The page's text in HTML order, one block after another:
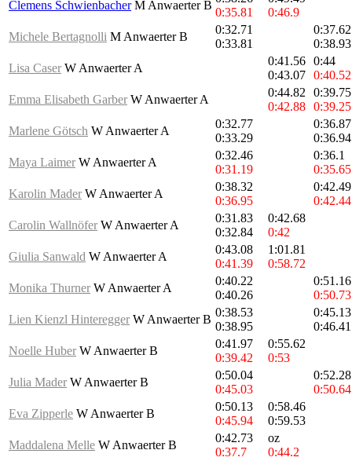
Clemens SchwienbacherM Anwaerter B
0:35.81
0:46.9
Michele Bertagnolli M Anwaerter B
0:32.71
0:33.81
0:37.62
0:38.93
Lisa Caser W Anwaerter A
0:41.56
0:43.07
0:44
0:40.52
Emma Elisabeth Garber W Anwaerter A
0:44.82
0:42.88
0:39.75
0:39.25
Marlene Götsch W Anwaerter A
0:32.77
0:33.29
0:36.87
0:36.94
Maya Laimer W Anwaerter A
0:32.46
0:31.19
0:36.1
0:35.65
Karolin Mader W Anwaerter A
0:38.32
0:36.95
0:42.49
0:42.44
Carolin Wallnöfer W Anwaerter A
0:31.83
0:32.84
0:42.68
0:42
Giulia Sanwald W Anwaerter A
0:43.08
0:41.39
1:01.81
0:58.72
Monika Thurner W Anwaerter A
0:40.22
0:40.26
0:51.16
0:50.73
Lien Kienzl Hinteregger W Anwaerter B
0:38.53
0:38.95
0:45.13
0:46.41
Noelle Huber W Anwaerter B
0:41.97
0:39.42
0:55.62
0:53
Julia Mader W Anwaerter B
0:50.04
0:45.03
0:52.28
0:50.64
Eva Zipperle W Anwaerter B
0:50.13
0:45.94
0:58.46
0:59.53
Maddalena Melle W Anwaerter B
0:42.73
0:37.7
oz
0:44.2